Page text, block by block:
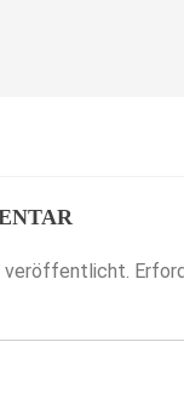
veröffentlicht.